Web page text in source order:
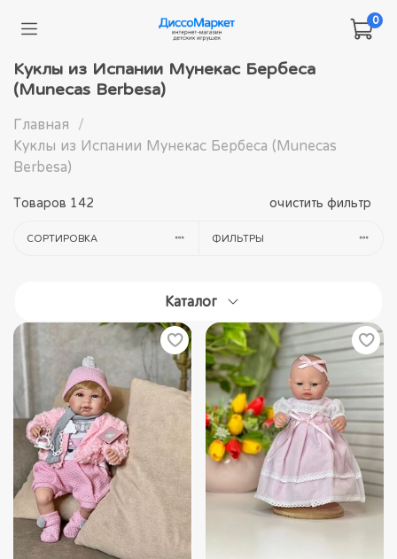
0
Куклы из Испании Мунекас Бербеса
(Munecas Berbesa)
Главная
Куклы из Испании Мунекас Бербеса (Munecas
Berbesa)
Товаров 142 очистить фильтр
СОРТИРОВКА ФИЛЬТРЫ
Каталог